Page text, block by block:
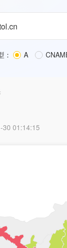
： A
30 01:14:15